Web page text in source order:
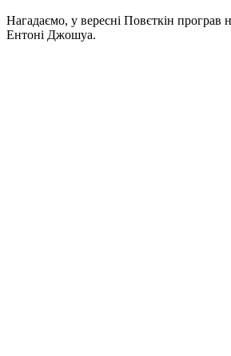
Нагадаємо, у вересні Повєткін програв
Ентоні Джошуа.